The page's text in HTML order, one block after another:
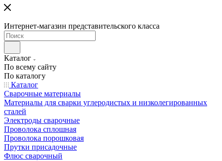
Интернет-магазин представительского класса
Каталог
По всему сайту
По каталогу
Каталог
Сварочные материалы
Материалы для сварки углеродистых и низколегированных
сталей
Электроды сварочные
Проволока сплошная
Проволока порошковая
Прутки присадочные
Флюс сварочный